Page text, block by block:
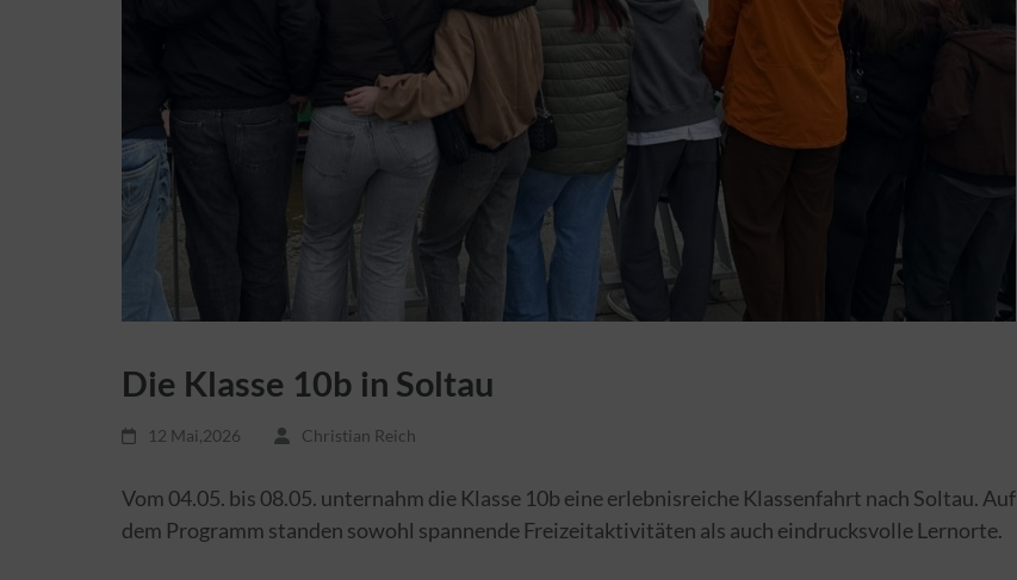
Die Klasse 10b in Soltau
12 Mai,2026 Christian Reich
Vom 04.05. bis 08.05. unternahm die Klasse 10b eine erlebnisreiche Klassenfahrt nach Soltau. Auf
dem Programm standen sowohl spannende Freizeitaktivitäten als auch eindrucksvolle Lernorte.